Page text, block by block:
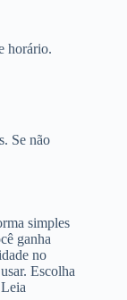
horário.
Se não
simples
ganha
no
Escolha